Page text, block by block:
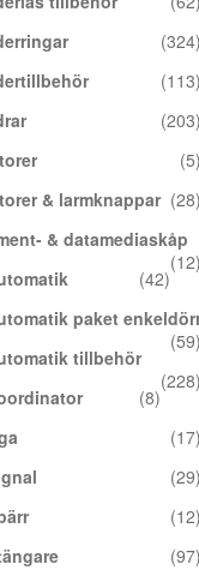
(324)
(113)
(203)
(5)
& larmknappar (28)
& datamediaskåp
(12)
(42)
paket
(59)
tillbehör
(228)
(8)
(17)
(29)
(12)
(97)